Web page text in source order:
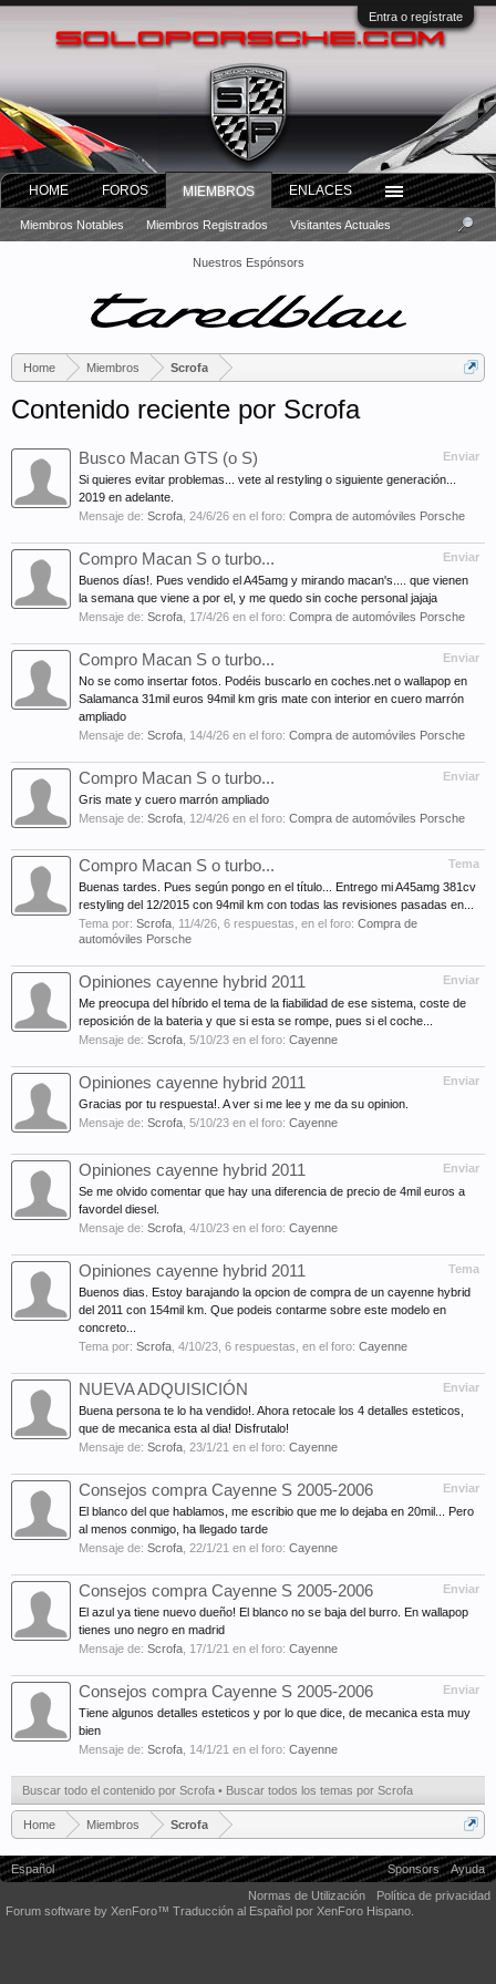
Entra o regístrate
Nuestros Espónsors
Home Miembros Scrofa
Contenido reciente por Scrofa
Enviar
Busco Macan GTS (o S)
Si quieres evitar problemas... vete al restyling o siguiente generación...
2019 en adelante.
Mensaje de: Scrofa 24/6/26 en el foro: Compra de automóviles Porsche
Enviar
Compro Macan S o turbo...
Buenos días!. Pues vendido el A45amg y mirando macan's.... que vienen
la semana que viene a por el, y me quedo sin coche personal jajaja
Mensaje de: Scrofa 17/4/26 en el foro: Compra de automóviles Porsche
Enviar
Compro Macan S o turbo...
No se como insertar fotos. Podéis buscarlo en coches.net o wallapop en
Salamanca 31mil euros 94mil km gris mate con interior en cuero marrón
ampliado
Mensaje de: Scrofa 14/4/26 en el foro: Compra de automóviles Porsche
Enviar
Compro Macan S o turbo...
Gris mate y cuero marrón ampliado
Mensaje de: Scrofa 12/4/26 en el foro: Compra de automóviles Porsche
Tema
Compro Macan S o turbo...
Buenas tardes. Pues según pongo en el título... Entrego mi A45amg 381cv
restyling del 12/2015 con 94mil km con todas las revisiones pasadas en...
Tema por: Scrofa 11/4/26 , 6 respuestas, en el foro: Compra de
automóviles Porsche
Enviar
Opiniones cayenne hybrid 2011
Me preocupa del híbrido el tema de la fiabilidad de ese sistema, coste de
reposición de la bateria y que si esta se rompe, pues si el coche...
Mensaje de: Scrofa 5/10/23 en el foro: Cayenne
Enviar
Opiniones cayenne hybrid 2011
Gracias por tu respuesta!. A ver si me lee y me da su opinion.
Mensaje de: Scrofa 5/10/23 en el foro: Cayenne
Enviar
Opiniones cayenne hybrid 2011
Se me olvido comentar que hay una diferencia de precio de 4mil euros a
favordel diesel.
Mensaje de: Scrofa 4/10/23 en el foro: Cayenne
Tema
Opiniones cayenne hybrid 2011
Buenos dias. Estoy barajando la opcion de compra de un cayenne hybrid
del 2011 con 154mil km. Que podeis contarme sobre este modelo en
concreto...
Tema por: Scrofa 4/10/23 , 6 respuestas, en el foro: Cayenne
Enviar
NUEVA ADQUISICIÓN
Buena persona te lo ha vendido!. Ahora retocale los 4 detalles esteticos,
que de mecanica esta al dia! Disfrutalo!
Mensaje de: Scrofa 23/1/21 en el foro: Cayenne
Enviar
Consejos compra Cayenne S 2005-2006
El blanco del que hablamos, me escribio que me lo dejaba en 20mil... Pero
al menos conmigo, ha llegado tarde
Mensaje de: Scrofa 22/1/21 en el foro: Cayenne
Enviar
Consejos compra Cayenne S 2005-2006
El azul ya tiene nuevo dueño! El blanco no se baja del burro. En wallapop
tienes uno negro en madrid
Mensaje de: Scrofa 17/1/21 en el foro: Cayenne
Enviar
Consejos compra Cayenne S 2005-2006
Tiene algunos detalles esteticos y por lo que dice, de mecanica esta muy
bien
Mensaje de: Scrofa 14/1/21 en el foro: Cayenne
Buscar todo el contenido por Scrofa Buscar todos los temas por Scrofa
Home Miembros Scrofa
HOME FOROS MIEMBROS
Miembros Notables Miembros Registrados Visitantes Actuales
ENLACES
Español Sponsors
Ayuda
Normas de Utilización
Política de privacidad
Forum software by XenForo™ Traducción al Español por XenForo Hispano.